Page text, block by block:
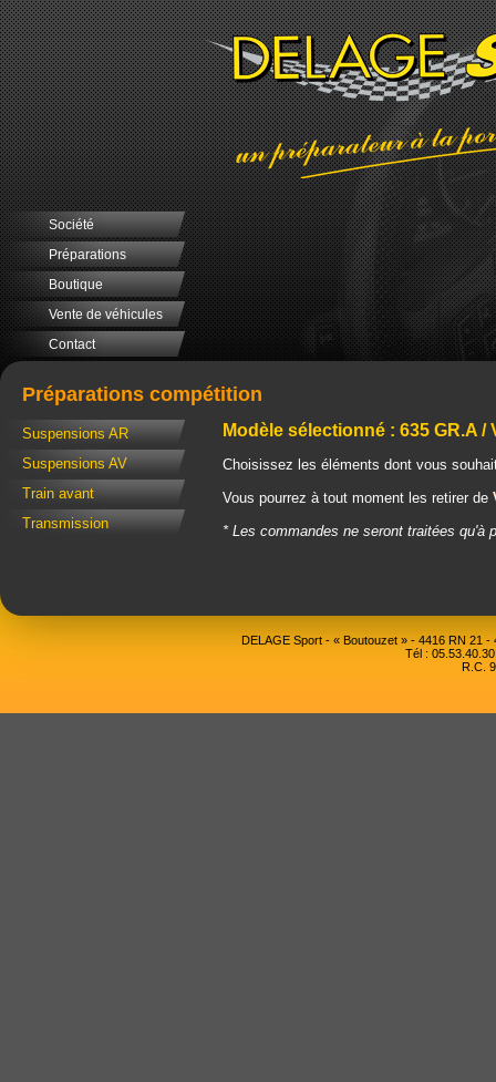
Société
Préparations
Boutique
Vente de véhicules
Contact
Préparations compétition
Suspensions AR
Suspensions AV
Train avant
Transmission
Modèle sélectionné : 635 GR.A /
Choisissez les éléments dont vous
Vous pourrez à tout moment les retirer de
* Les commandes ne seront traitées qu'à
DELAGE Sport - « Boutouzet » - 4416 RN 21
Tél :
R.C.